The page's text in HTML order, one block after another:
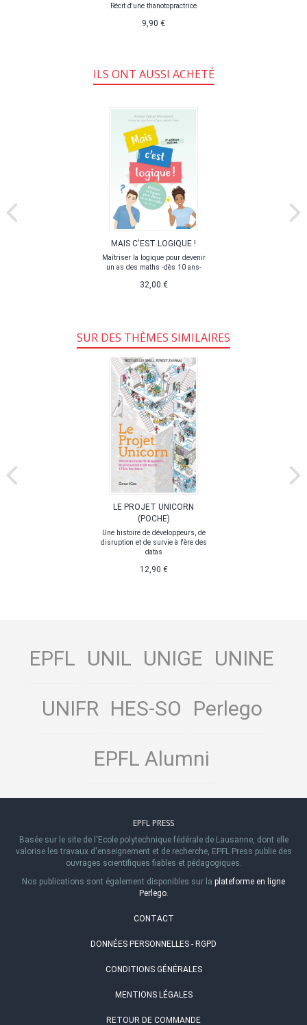
Récit d'une thanotopractrice
9,90 €
ILS ONT AUSSI ACHETÉ
MAIS C'EST LOGIQUE !
Maîtriser la logique pour devenir
un as des maths -dès 10 ans-
32,00 €
SUR DES THÈMES SIMILAIRES
LE PROJET UNICORN
(POCHE)
Une histoire de développeurs, de
disruption et de survie à l'ère des
datas
12,90 €
EPFL UNIL UNIGE UNINE
UNIFR HES-SO Perlego
EPFL Alumni
EPFL PRESS
Basée sur le site de l'Ecole polytechnique fédérale de Lausanne, dont elle
valorise les travaux d'enseignement et de recherche, EPFL Press publie des
ouvrages scientifiques fiables et pédagogiques.
Nos publications sont également disponibles sur la plateforme en ligne
Perlego.
CONTACT
DONNÉES PERSONNELLES - RGPD
CONDITIONS GÉNÉRALES
MENTIONS LÉGALES
RETOUR DE COMMANDE